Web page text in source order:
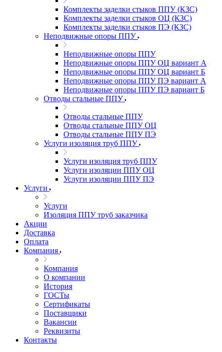
Комплекты заделки стыков ППУ (КЗС)
Комплекты заделки стыков ОЦ (КЗС)
Комплекты заделки стыков ПЭ (КЗС)
Неподвижные опоры ППУ
Неподвижные опоры ППУ
Неподвижные опоры ППУ ОЦ вариант А
Неподвижные опоры ППУ ОЦ вариант Б
Неподвижные опоры ППУ ПЭ вариант А
Неподвижные опоры ППУ ПЭ вариант Б
Отводы стальные ППУ
Отводы стальные ППУ
Отводы стальные ППУ ОЦ
Отводы стальные ППУ ПЭ
Услуги изоляция труб ППУ
Услуги изоляция труб ППУ
Услуги изоляции ППУ ОЦ
Услуги изоляции ППУ ПЭ
Услуги
Услуги
Изоляция ППУ труб заказчика
Акции
Доставка
Оплата
Компания
Компания
О компании
История
ГОСТы
Сертификаты
Поставщики
Вакансии
Реквизиты
Контакты